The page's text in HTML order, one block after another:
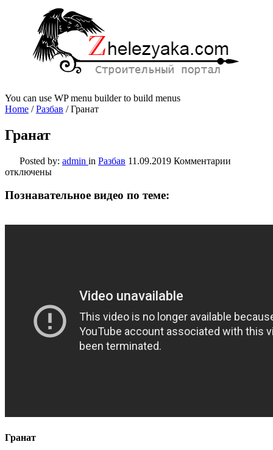
You can use WP menu builder to build menus
Home /Разбав /Гранат
Гранат
Posted by: admin in Разбав 11.09.2019 Комментарии
отключены
Познавательное видео по теме:
Гранат